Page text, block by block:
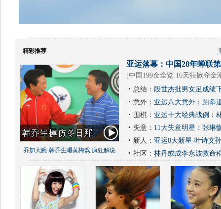
精彩推荐
乔加大腕-韩乔生唱黄梅戏 疯狂解说
亚运落幕：中国28年蝉联
[中国199金全览 16天狂掀夺金
总结： 段世杰批男女足成绩
意外： 亚运八大意外：跆拳
围棋： 亚运十大经典战例：
失意： 11大失意明星：张琳
新人： 亚运8大新星-叶诗文
社区： 林丹或成李永波救命